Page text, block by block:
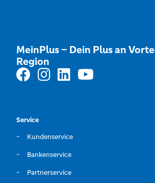
MeinPlus – Dein Plus an
Region
Service
Kundenservice
Bankenservice
Partnerservice